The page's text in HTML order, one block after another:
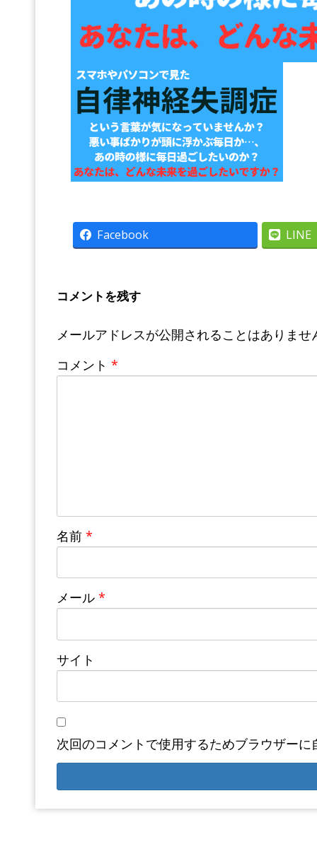
Facebook LINE
コメントを残す
メールアドレスが公開されることはありませ
コメント *
名前 *
メール *
サイト
次回のコメントで使用するためブラウザー